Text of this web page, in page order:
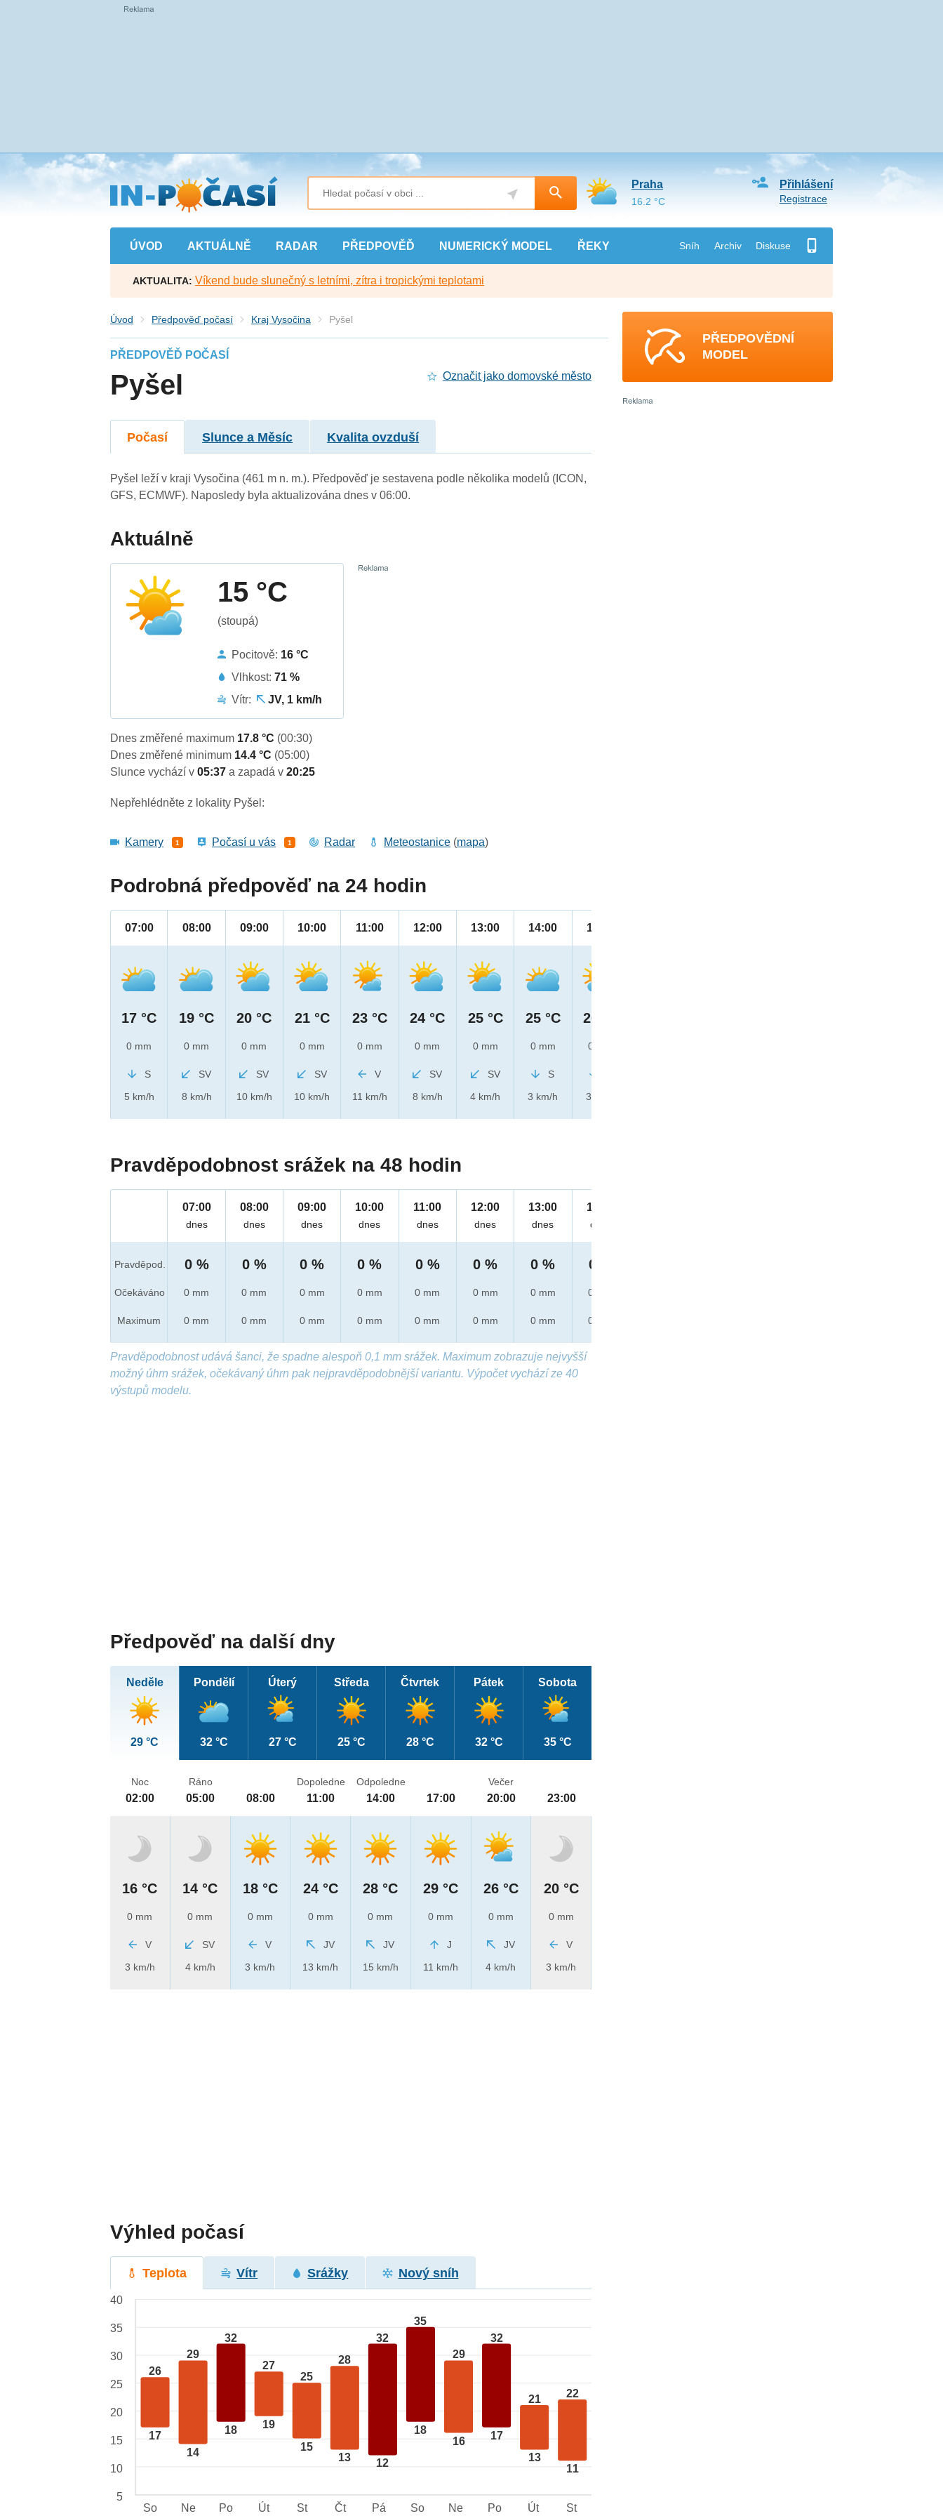
Přejít
na
hlavní
obsah
ÚVOD AKTUÁLNĚ RADAR PŘEDPOVĚĎ NUMERICKÝ MODEL ŘEKY Sníh Archiv Diskuse
Přihlášení
Registrace
Praha
16.2 °C
AKTUALITA: Víkend bude slunečný s letními, zítra i tropickými teplotami
Úvod Předpověď počasí Kraj Vysočina Pyšel
PŘEDPOVĚĎ POČASÍ
Pyšel Označit jako domovské město
Počasí Slunce a Měsíc Kvalita ovzduší
Pyšel leží v kraji Vysočina (461 m n. m.). Předpověď je sestavena podle několika modelů (ICON,
GFS, ECMWF). Naposledy byla aktualizována dnes v 06:00.
Aktuálně
15 °C
(stoupá)
Pocitově: 16 °C
Vlhkost:71 %
Vítr:
JV, 1 km/h
Dnes změřené maximum 17.8 °C (00:30)
Dnes změřené minimum 14.4 °C (05:00)
Slunce vychází v05:37a zapadá v20:25
Nepřehlédněte z lokality Pyšel:
Kamery 1 Počasí u vás 1 Radar Meteostanice (mapa)
Podrobná předpověď na 24 hodin
07:00
17 °C
0 mm
S
5 km/h
08:00
19 °C
0 mm
SV
8 km/h
09:00
20 °C
0 mm
SV
10 km/h
10:00
21 °C
0 mm
SV
10 km/h
11:00
23 °C
0 mm
V
11 km/h
12:00
24 °C
0 mm
SV
8 km/h
13:00
25 °C
0 mm
SV
4 km/h
14:00
25 °C
0 mm
S
3 km/h
15:00
26 °C
0 mm
3 km/h
Pravděpodobnost srážek na 48 hodin
Pravděpod.
Očekáváno
Maximum
07:00
dnes
0 %
0 mm
0 mm
08:00
dnes
0 %
0 mm
0 mm
09:00
dnes
0 %
0 mm
0 mm
10:00
dnes
0 %
0 mm
0 mm
11:00
dnes
0 %
0 mm
0 mm
12:00
dnes
0 %
0 mm
0 mm
13:00
dnes
0 %
0 mm
0 mm
14:00
dnes
0 %
0 mm
0 mm
Pravděpodobnost udává šanci, že spadne alespoň 0,1 mm srážek. Maximum zobrazuje nejvyšší
možný úhrn srážek, očekávaný úhrn pak nejpravděpodobnější variantu. Výpočet vychází ze 40
výstupů modelu.
Předpověď na další dny
Neděle
29 °C
Pondělí
32 °C
Úterý
27 °C
Středa
25 °C
Čtvrtek
28 °C
Pátek
32 °C
Sobota
35 °C
Noc
02:00
16 °C
0 mm
V
3 km/h
Ráno
05:00
14 °C
0 mm
SV
4 km/h
08:00
18 °C
0 mm
V
3 km/h
Dopoledne
11:00
24 °C
0 mm
JV
13 km/h
Odpoledne
14:00
28 °C
0 mm
JV
15 km/h
17:00
29 °C
0 mm
J
11 km/h
Večer
20:00
26 °C
0 mm
JV
4 km/h
23:00
20 °C
0 mm
V
3 km/h
Výhled počasí
Teplota Vítr Srážky Nový sníh
26
17
29
14
32
18
27
19
25
15
28
13
32
12
35
18
29
16
32
17
21
13
22
11
40
35
30
25
20
15
10
5
So
Ne Po Út St Čt Pá So Ne Po Út St
PŘEDPOVĚDNÍ
MODEL